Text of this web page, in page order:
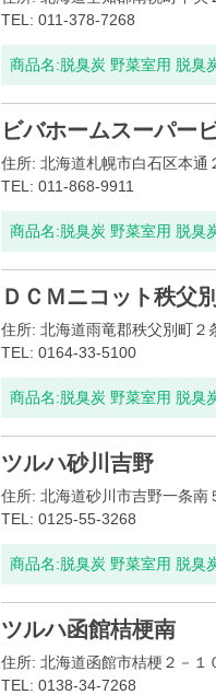
TEL: 011-378-7268
商品名:脱臭炭 野菜室用 脱臭
ビバホームスーパー
住所: 北海道札幌市白石区本通
TEL: 011-868-9911
商品名:脱臭炭 野菜室用 脱臭
ＤＣＭニコット秩父別
住所: 北海道雨竜郡秩父別町２
TEL: 0164-33-5100
商品名:脱臭炭 野菜室用 脱臭
ツルハ砂川吉野
住所: 北海道砂川市吉野一条南
TEL: 0125-55-3268
商品名:脱臭炭 野菜室用 脱臭
ツルハ函館桔梗南
住所: 北海道函館市桔梗２－１
TEL: 0138-34-7268